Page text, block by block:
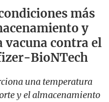
más
y
contra el
BioNTech
una temperatura
y el almacenamiento